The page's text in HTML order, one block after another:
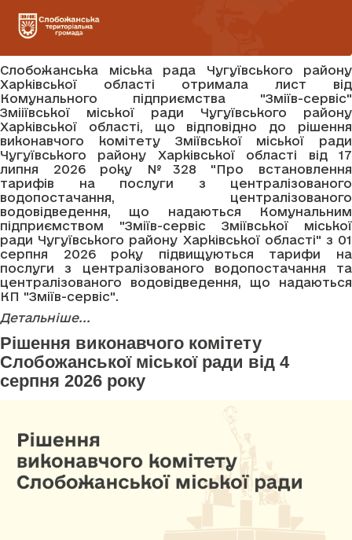
Слобожанська міська рада Чугуївського району
Харківської області отримала лист від
Комунального підприємства "Зміїв-сервіс"
Змііївської міської ради Чугуївського району
Харківської області, що відповідно до рішення
виконавчого комітету Зміївської міської ради
Чугуївського району Харківської області від 17
липня 2026 року №328 "Про встановлення
тарифів на послуги з централізованого
водопостачання, централізованого
водовідведення, що надаються Комунальним
підприємством "Зміїв-сервіс Зміївської міської
ради Чугуївського району Харківської області" з 01
серпня 2026 року підвищуються тарифи на
послуги з централізованого водопостачання та
централізованого водовідведення, що надаються
КП "Зміїв-сервіс".
Детальніше...
Рішення виконавчого комітету
Слобожанської міської ради від 4
серпня 2026 року